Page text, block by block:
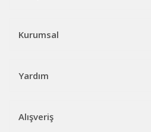
Kurumsal
Yardım
Alışveriş